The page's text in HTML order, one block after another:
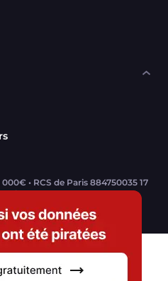
• RCS de Paris 884750035 17
France